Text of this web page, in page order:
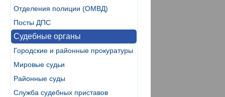
Отделения полиции (ОМВД)
Посты ДПС
Судебные органы
Городские и районные прокуратуры
Мировые судьи
Районные суды
Служба судебных приставов